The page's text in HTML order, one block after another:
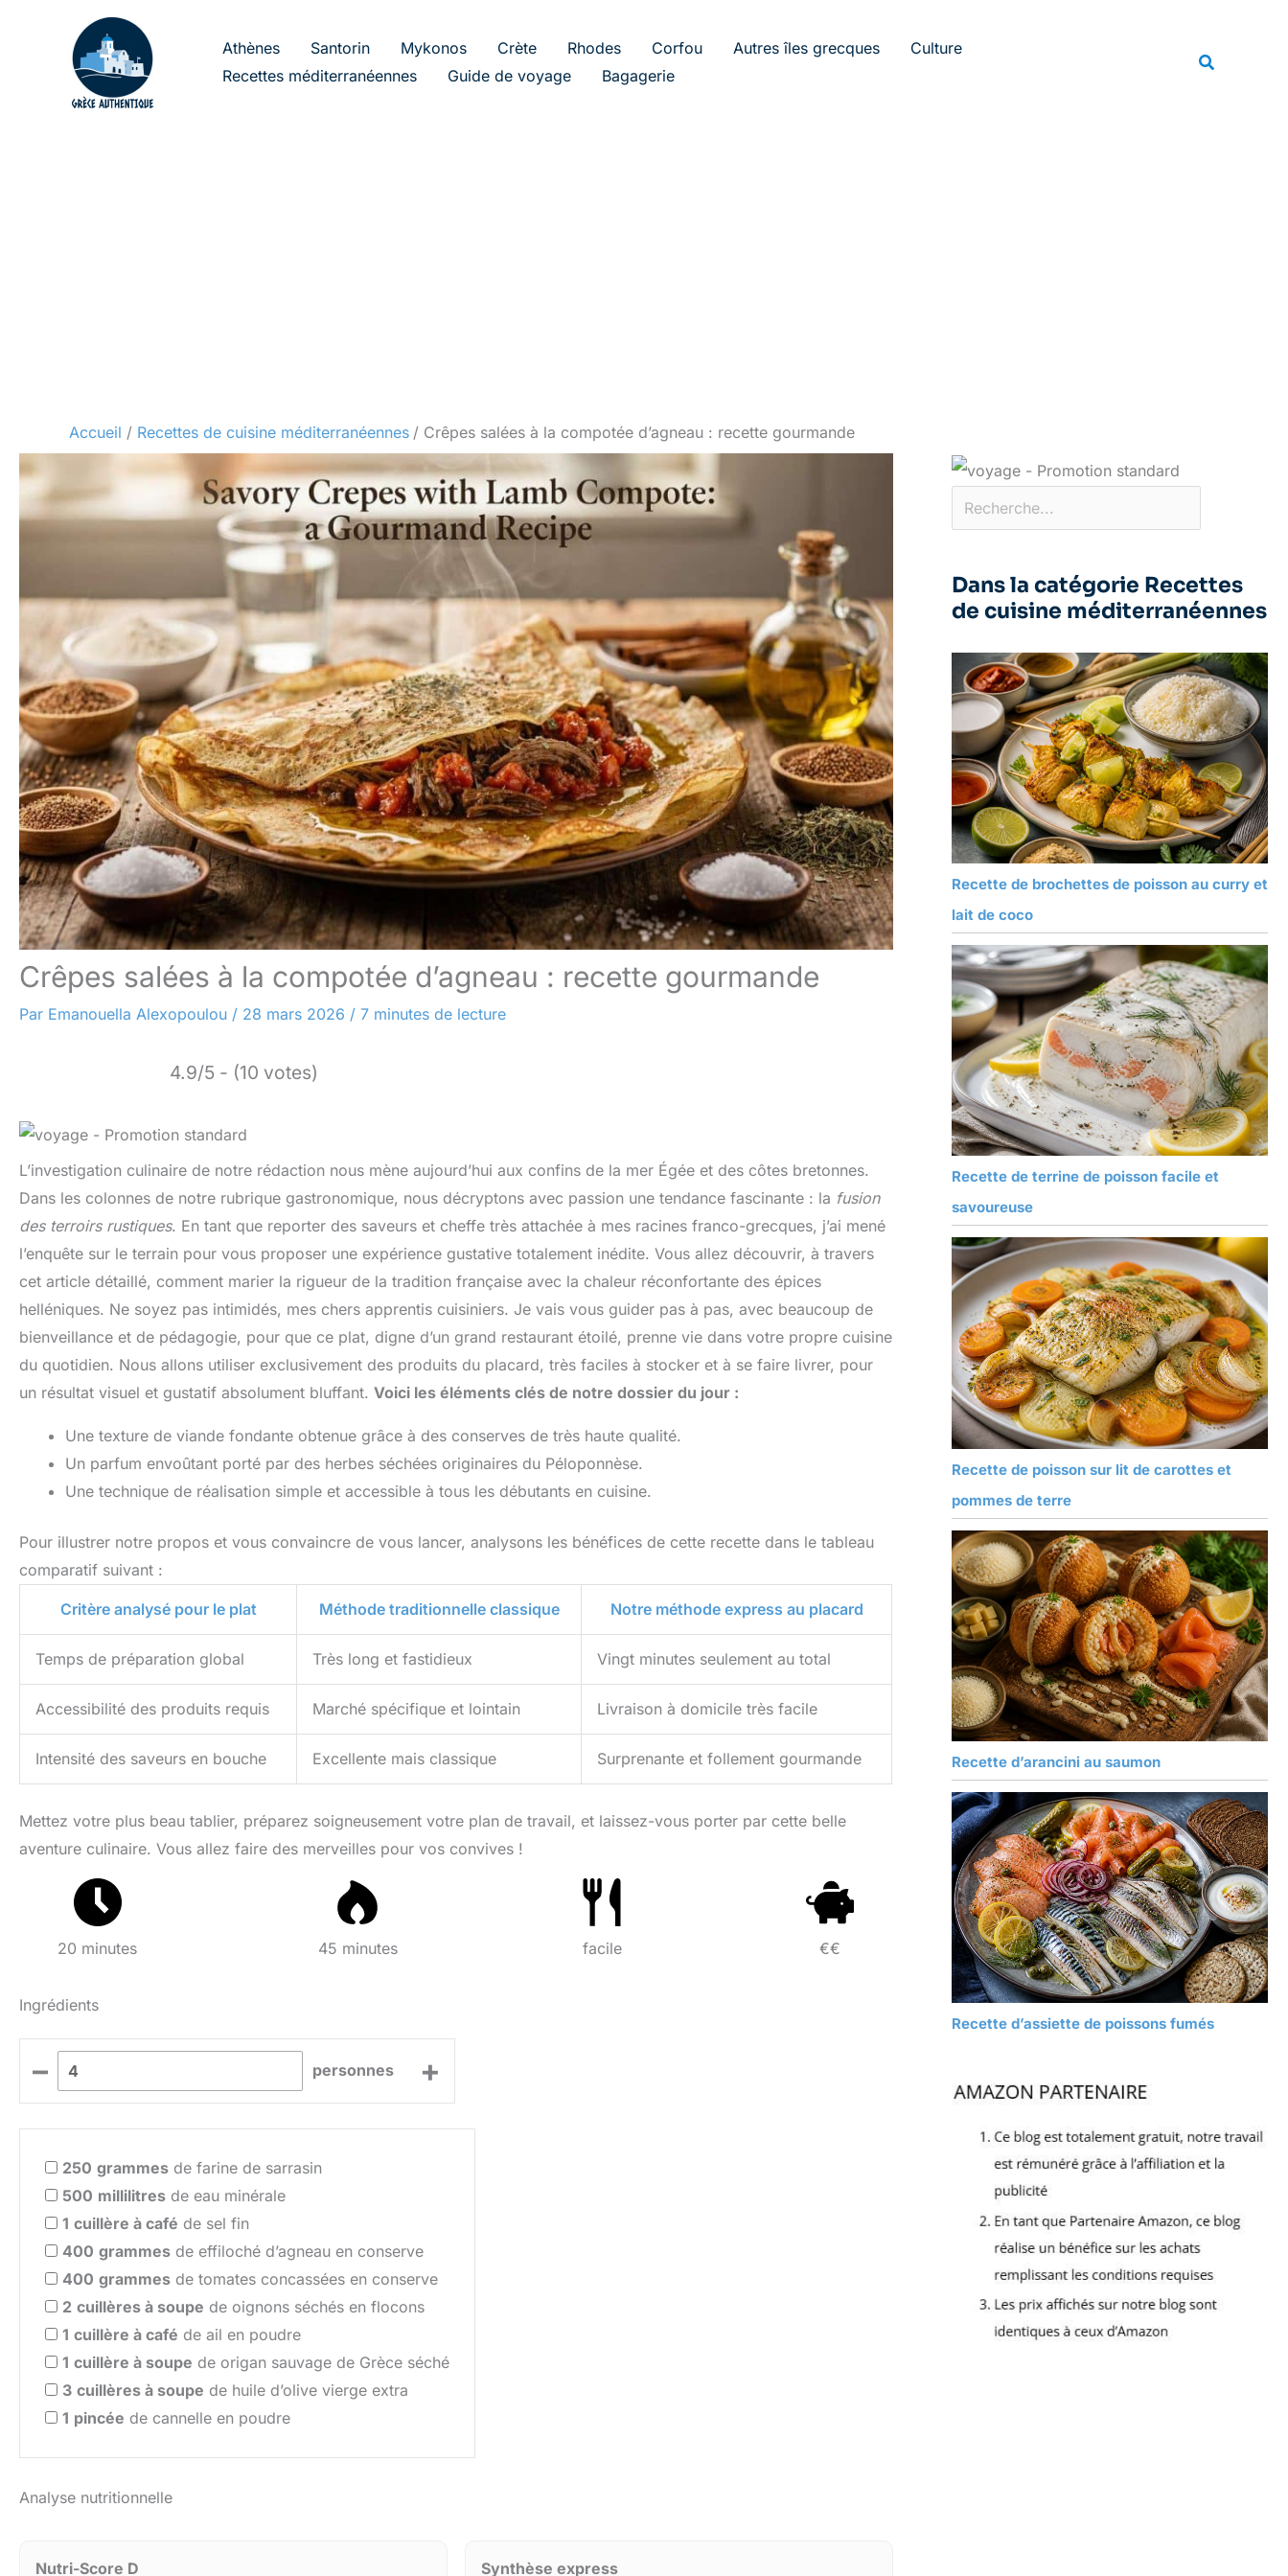
Athènes Santorin Mykonos Crète Rhodes Corfou Autres îles grecques
Culture
Recettes méditerranéennes
Guide de voyage Bagagerie
Accueil Recettes de cuisine méditerranéennes Crêpes salées à la compotée d’agneau : recette gourmande
Crêpes salées à la compotée d’agneau : recette gourmande
Par Emanouella Alexopoulou / 28 mars 2026 / 7 minutes de lecture
4.9/5 - (10 votes)
L’investigation culinaire de notre rédaction nous mène aujourd’hui aux confins de la mer Égée et des côtes bretonnes.
Dans les colonnes de notre rubrique gastronomique, nous décryptons avec passion une tendance fascinante : la fusion
des terroirs rustiques. En tant que reporter des saveurs et cheffe très attachée à mes racines franco-grecques, j’ai mené
l’enquête sur le terrain pour vous proposer une expérience gustative totalement inédite. Vous allez découvrir, à travers
cet article détaillé, comment marier la rigueur de la tradition française avec la chaleur réconfortante des épices
helléniques. Ne soyez pas intimidés, mes chers apprentis cuisiniers. Je vais vous guider pas à pas, avec beaucoup de
bienveillance et de pédagogie, pour que ce plat, digne d’un grand restaurant étoilé, prenne vie dans votre propre cuisine
du quotidien. Nous allons utiliser exclusivement des produits du placard, très faciles à stocker et à se faire livrer, pour
un résultat visuel et gustatif absolument bluffant. Voici les éléments clés de notre dossier du jour :
Une texture de viande fondante obtenue grâce à des conserves de très haute qualité.
Un parfum envoûtant porté par des herbes séchées originaires du Péloponnèse.
Une technique de réalisation simple et accessible à tous les débutants en cuisine.
Pour illustrer notre propos et vous convaincre de vous lancer, analysons les bénéfices de cette recette dans le tableau
comparatif suivant :
Critère analysé pour le plat Méthode traditionnelle classique Notre méthode express au placard
Temps de préparation global Très long et fastidieux Vingt minutes seulement au total
Accessibilité des produits requis Marché spécifique et lointain Livraison à domicile très facile
Intensité des saveurs en bouche Excellente mais classique Surprenante et follement gourmande
Mettez votre plus beau tablier, préparez soigneusement votre plan de travail, et laissez-vous porter par cette belle
aventure culinaire. Vous allez faire des merveilles pour vos convives !
20 minutes 45 minutes facile €€
Ingrédients
– personnes +
250 grammes de farine de sarrasin
500 millilitres de eau minérale
1 cuillère à café de sel fin
400 grammes de effiloché d’agneau en conserve
400 grammes de tomates concassées en conserve
2 cuillères à soupe de oignons séchés en flocons
1 cuillère à café de ail en poudre
1 cuillère à soupe de origan sauvage de Grèce séché
3 cuillères à soupe de huile d’olive vierge extra
1 pincée de cannelle en poudre
Analyse nutritionnelle
Nutri-Score D Synthèse express
Dans la catégorie Recettes
de cuisine méditerranéennes
Recette de brochettes de poisson au curry et
lait de coco
Recette de terrine de poisson facile et
savoureuse
Recette de poisson sur lit de carottes et
pommes de terre
Recette d’arancini au saumon
Recette d’assiette de poissons fumés